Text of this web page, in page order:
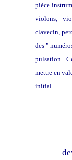
pièce
violons,
clavecin,
des "
pulsation.
mettre en
initial.